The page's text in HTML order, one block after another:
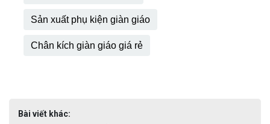
Sản xuất phụ kiện giàn giáo
Chân kích giàn giáo giá rẻ
Bài viết khác: